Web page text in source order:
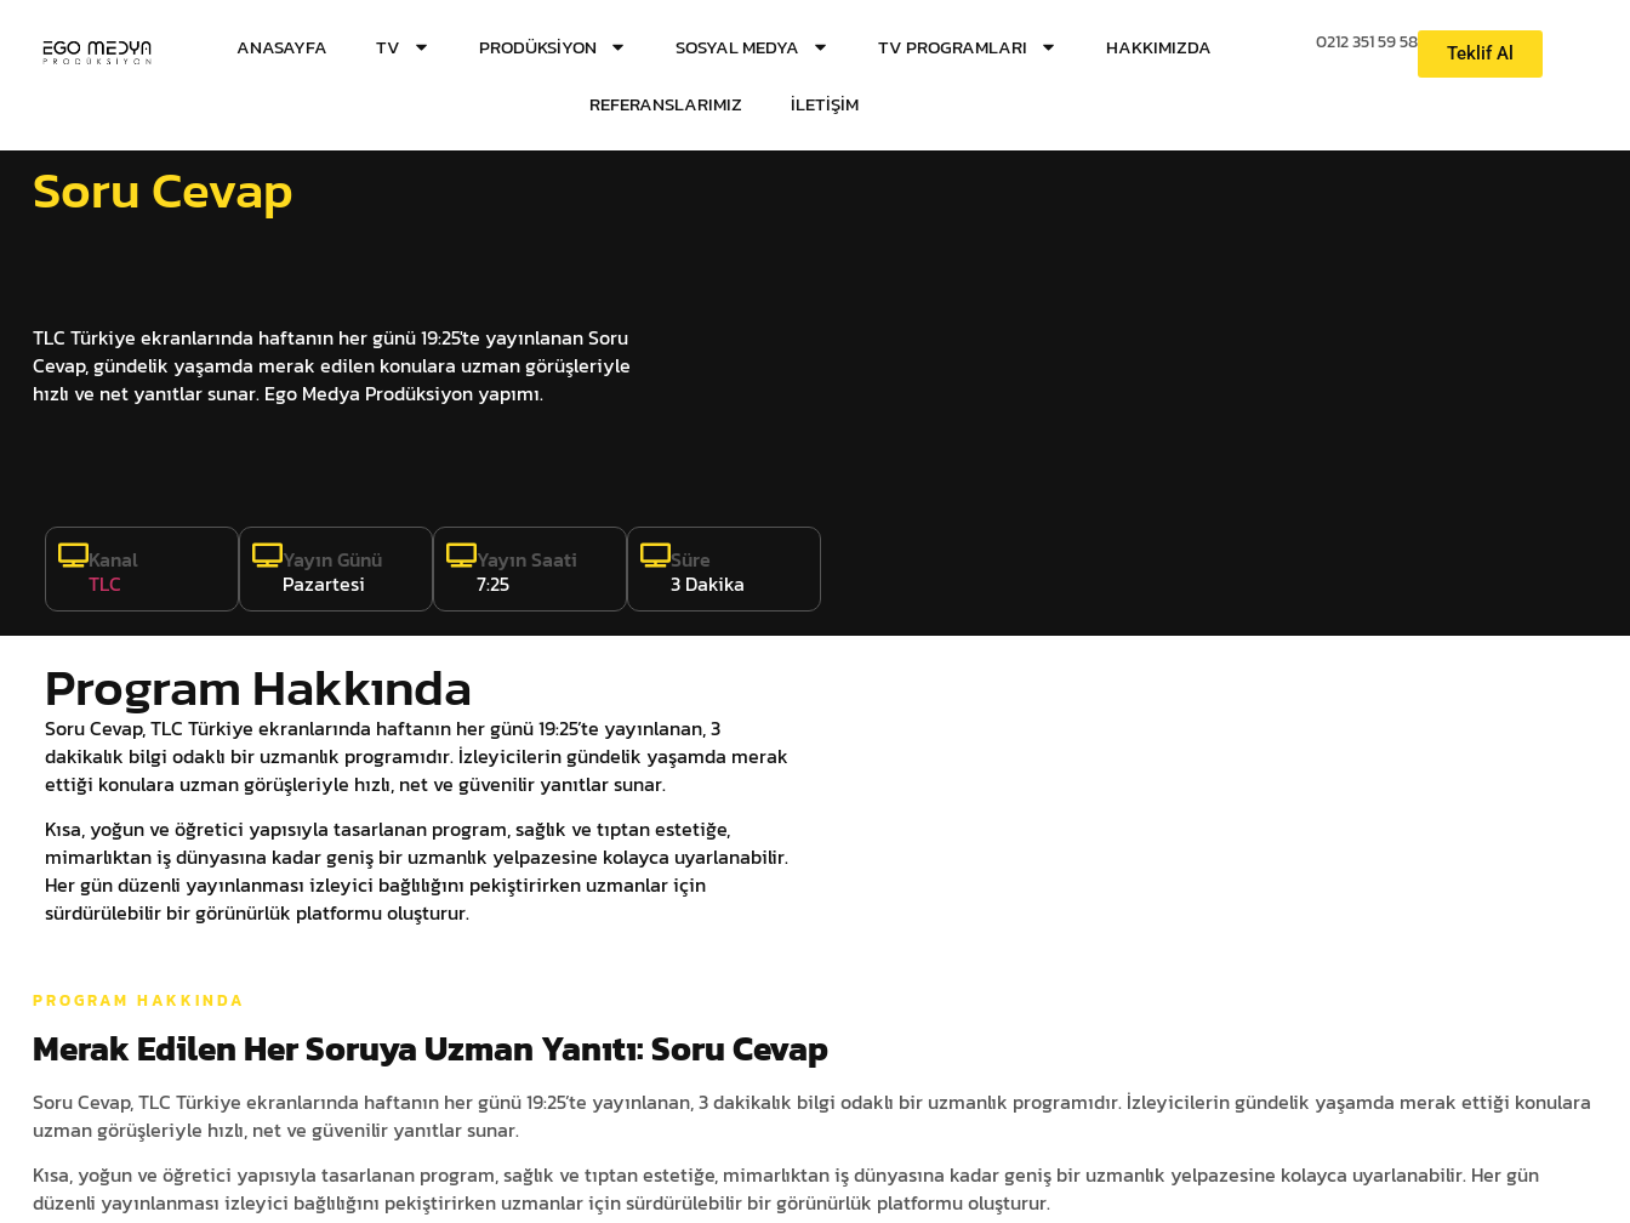
ANASAYFA TV PRODÜKSIYON SOSYAL MEDYA TV PROGRAMLARI HAKKIMIZDA
REFERANSLARIMIZ İLETIŞIM
0212 351 59 58 Teklif Al
Soru Cevap
TLC Türkiye ekranlarında haftanın her günü 19:25'te yayınlanan Soru
Cevap, gündelik yaşamda merak edilen konulara uzman görüşleriyle
hızlı ve net yanıtlar sunar. Ego Medya Prodüksiyon yapımı.
Kanal
TLC
Yayın Günü
Pazartesi
Yayın Saati
7:25
Süre
3 Dakika
Program Hakkında
Soru Cevap, TLC Türkiye ekranlarında haftanın her günü 19:25’te yayınlanan, 3
dakikalık bilgi odaklı bir uzmanlık programıdır. İzleyicilerin gündelik yaşamda merak
ettiği konulara uzman görüşleriyle hızlı, net ve güvenilir yanıtlar sunar.
Kısa, yoğun ve öğretici yapısıyla tasarlanan program, sağlık ve tıptan estetiğe,
mimarlıktan iş dünyasına kadar geniş bir uzmanlık yelpazesine kolayca uyarlanabilir.
Her gün düzenli yayınlanması izleyici bağlılığını pekiştirirken uzmanlar için
sürdürülebilir bir görünürlük platformu oluşturur.
PROGRAM HAKKINDA
Merak Edilen Her Soruya Uzman Yanıtı: Soru Cevap
Soru Cevap, TLC Türkiye ekranlarında haftanın her günü 19:25’te yayınlanan, 3 dakikalık bilgi odaklı bir uzmanlık programıdır. İzleyicilerin gündelik yaşamda merak ettiği konulara
uzman görüşleriyle hızlı, net ve güvenilir yanıtlar sunar.
Kısa, yoğun ve öğretici yapısıyla tasarlanan program, sağlık ve tıptan estetiğe, mimarlıktan iş dünyasına kadar geniş bir uzmanlık yelpazesine kolayca uyarlanabilir. Her gün
düzenli yayınlanması izleyici bağlılığını pekiştirirken uzmanlar için sürdürülebilir bir görünürlük platformu oluşturur.